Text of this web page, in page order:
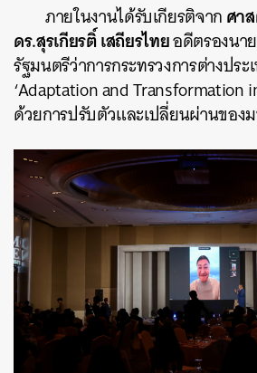
ภายในงานได้รับเกียรติจากศา
ดร.สุรเกียรติ์ เสถียรไทยอดีตรองนา
รัฐมนตรีว่าการกระทรวงการต่างปร
‘Adaptation and Transformation
ด้วยการปรับตัวและเปลี่ยนผ่านของ